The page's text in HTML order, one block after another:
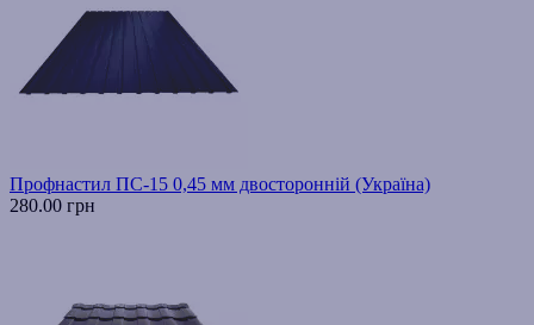
Профнастил ПС-15 0,45 мм двосторонній (Україна)
280.00 грн